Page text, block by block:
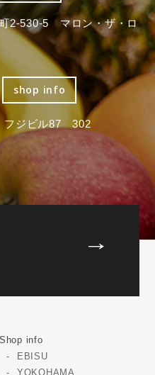
2-530-5 マロン・ザ・ロ
shop info
フジビル87 302
Shop info
EBISU
YOKOHAMA